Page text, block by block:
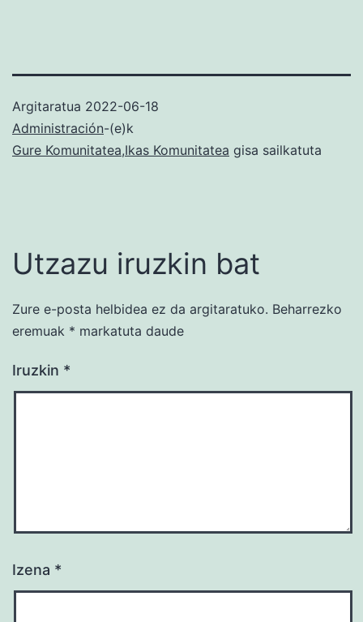
Argitaratua 2022-06-18
Administración-(e)k
Gure Komunitatea,Ikas Komunitatea gisa sailkatuta
Utzazu iruzkin bat
Zure e-posta helbidea ez da argitaratuko. Beharrezko
eremuak * markatuta daude
Iruzkin *
Izena *